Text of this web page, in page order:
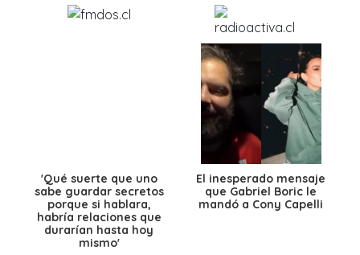
'Qué suerte que uno
sabe guardar secretos
porque si hablara,
habría relaciones que
durarían hasta hoy
mismo'
El inesperado mensaje
que Gabriel Boric le
mandó a Cony Capelli